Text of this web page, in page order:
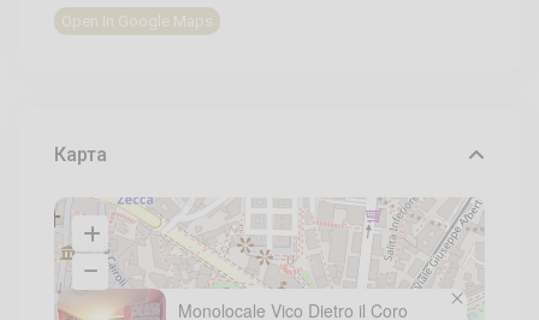
Open In Google Maps
Карта
Monolocale Vico Dietro il Coro